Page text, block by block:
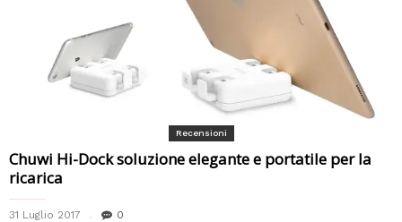
Recensioni
Chuwi Hi-Dock soluzione elegante e portatile per la
ricarica
31 Luglio 2017 0